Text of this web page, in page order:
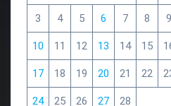
3 4 5 6 7 8 9
10 11 12 13 14 15
17 18 19 20 21 22
24 25 26 27 28